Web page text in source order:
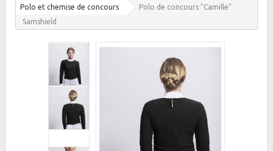
Polo et chemise de concours
Polo de concours "Camille"
Samshield